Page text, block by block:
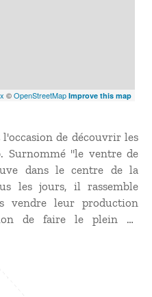
©OpenStreetMap Improve this map
de découvrir les
Surnommé "le ventre de
dans le centre de la
les jours, il rassemble
vendre leur production
de faire le plein de
aisément le marché avec